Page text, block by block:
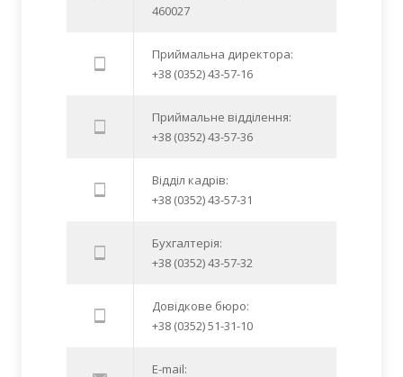
460027
Приймальна директора:
+38 (0352) 43-57-16
Приймальне відділення:
+38 (0352) 43-57-36
Відділ кадрів:
+38 (0352) 43-57-31
Бухгалтерія:
+38 (0352) 43-57-32
Довідкове бюро:
+38 (0352) 51-31-10
E-mail: